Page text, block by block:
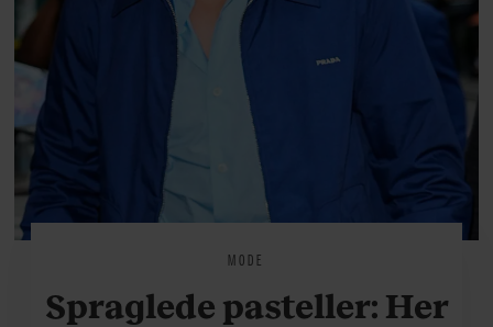
MODE
Spraglede pasteller: Her